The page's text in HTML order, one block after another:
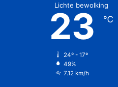
Lichte bewolking
23 ℃
24º - 17º
49%
7.12 km/h